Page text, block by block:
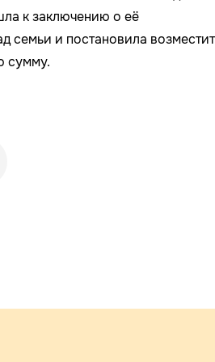
к заключению о её
семьи и постановила
сумму.